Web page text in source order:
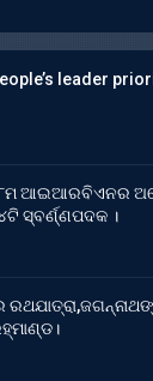
leader
ଆଇଆରବିଏନର
ସ୍ବର୍ଣ୍ଣପଦକ ।